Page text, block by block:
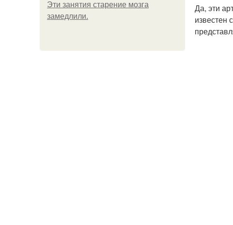
Эти занятия старение мозга
замедлили.
Да, эти
известен